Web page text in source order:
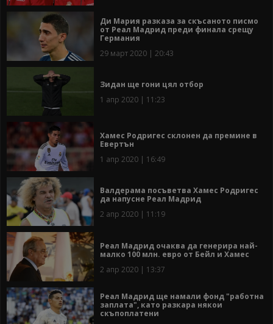
Ди Мария разказа за скъсаното писмо
от Реал Мадрид преди финала срещу
Германия
29 март 2020 | 20:43
Зидан ще гони цял отбор
1 апр 2020 | 11:23
Хамес Родригес склонен да премине в
Евертън
1 апр 2020 | 16:49
Валдерама посъветва Хамес Родригес
да напусне Реал Мадрид
2 апр 2020 | 11:19
Реал Мадрид очаква да генерира най-
малко 100 млн. евро от Бейл и Хамес
2 апр 2020 | 13:37
Реал Мадрид ще намали фонд "работна
заплата", като разкара някои
скъпоплатени